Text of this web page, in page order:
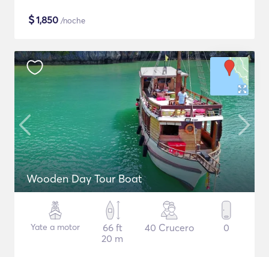
$1,850 /noche
Wooden Day Tour Boat
Yate a motor
66 ft
20 m
40 Crucero 0